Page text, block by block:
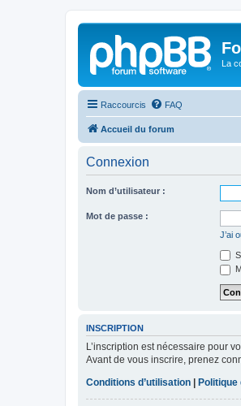
La
Raccourcis FAQ
Accueil du forum
Connexion
Nom d’utilisateur :
Mot de passe :
J’ai
INSCRIPTION
L’inscription est nécessaire pour
Avant de vous inscrire, prenez
Conditions d’utilisation